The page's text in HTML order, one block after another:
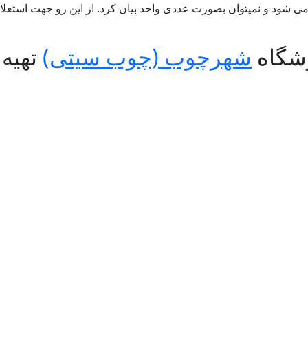
و نمیتوان بصورت عددی واحد بیان کرد. از این رو جهت
شهرچوب (چوب سیتی)